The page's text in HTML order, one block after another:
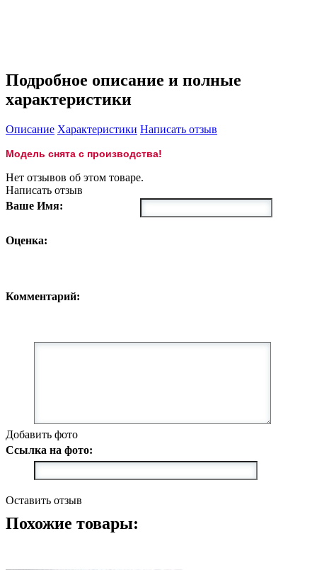
Подробное описание и полные
характеристики
Описание Характеристики Написать отзыв
Модель снята с производства!
Нет отзывов об этом товаре.
Написать отзыв
Ваше Имя:
Оценка:
Комментарий:
Добавить фото
Ссылка на фото:
Оставить отзыв
Похожие товары: